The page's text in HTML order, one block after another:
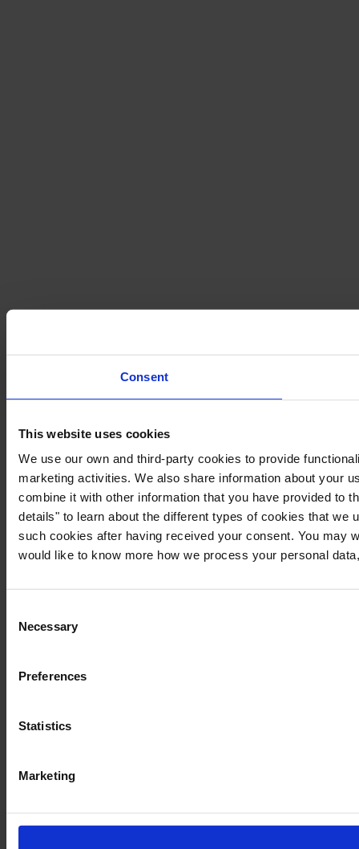
Consent
This website uses cookies
We use our own and third-party cookies to provide
marketing activities. We also share information about your
combine it with other information that you have provided to
details" to learn about the different types of cookies that
such cookies after having received your consent. You may
would like to know more how we process your personal
Selection
Necessary
Preferences
Statistics
Marketing